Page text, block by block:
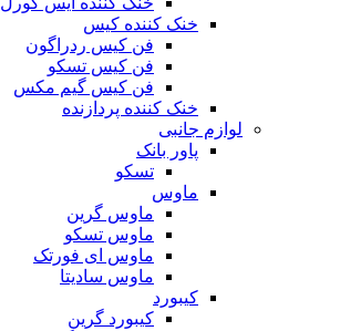
خنک کننده کیس
فن کیس ردراگون
فن کیس تسکو
فن کیس گیم مکس
خنک کننده پردازنده
لوازم جانبی
پاور بانک
تسکو
ماوس
ماوس گرین
ماوس تسکو
ماوس ای فورتک
ماوس سادیتا
کیبورد
کیبورد گرین